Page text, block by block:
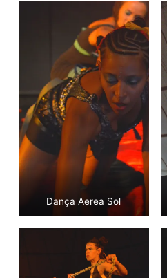
Dança Aerea Sol